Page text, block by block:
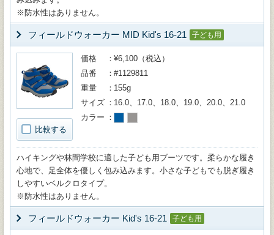
※防水性はありません。
フィールドウォーカー MID Kid's 16-21 子ども用
比較する
価格
¥6,100（税込）
品番
#1129811
重量
155g
サイズ
16.0、17.0、18.0、19.0、20.0、21.0
カラー
ハイキングや林間学校に適した子ども用ブーツです。柔らかな履き
心地で、足全体を優しく包み込みます。小さな子どもでも脱ぎ履き
しやすいベルクロタイプ。
※防水性はありません。
フィールドウォーカー Kid's 16-21 子ども用